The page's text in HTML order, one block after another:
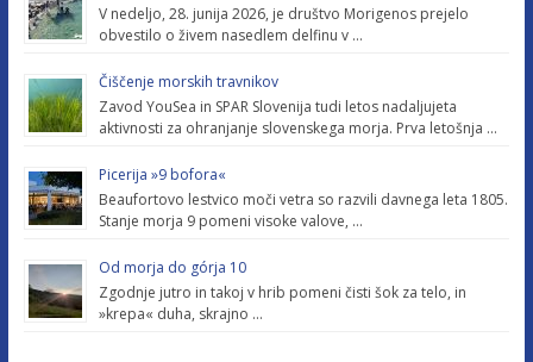
V nedeljo, 28. junija 2026, je društvo Morigenos prejelo
obvestilo o živem nasedlem delfinu v …
Čiščenje morskih travnikov
Zavod YouSea in SPAR Slovenija tudi letos nadaljujeta
aktivnosti za ohranjanje slovenskega morja. Prva letošnja …
Picerija »9 bofora«
Beaufortovo lestvico moči vetra so razvili davnega leta 1805.
Stanje morja 9 pomeni visoke valove, …
Od morja do górja 10
Zgodnje jutro in takoj v hrib pomeni čisti šok za telo, in
»krepa« duha, skrajno …